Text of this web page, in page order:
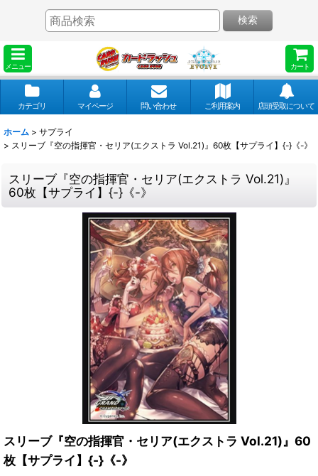
メニュー カート
検索
カテゴリ マイページ 問い合わせ ご利用案内 店頭受取について
ホーム > サプライ
> スリーブ『空の指揮官・セリア(エクストラ Vol.21)』60枚【サプライ】{-}《-》
スリーブ『空の指揮官・セリア(エクストラ Vol.21)』
60枚【サプライ】{-}《-》
スリーブ『空の指揮官・セリア(エクストラ Vol.21)』60
枚【サプライ】{-}《-》